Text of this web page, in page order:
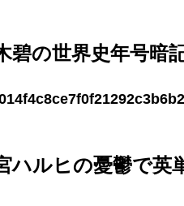
碧の世界史年号暗
ハルヒの憂鬱で英